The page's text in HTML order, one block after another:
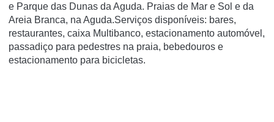
e Parque das Dunas da Aguda. Praias de Mar e Sol e da
Areia Branca, na Aguda.Serviços disponíveis: bares,
restaurantes, caixa Multibanco, estacionamento automóvel,
passadiço para pedestres na praia, bebedouros e
estacionamento para bicicletas.